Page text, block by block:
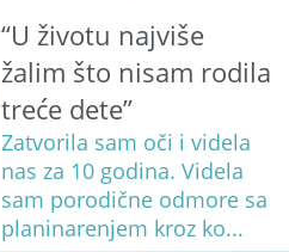
“U životu najviše
žalim što nisam rodila
treće dete”
Zatvorila sam oči i videla
nas za 10 godina. Videla
sam porodične odmore sa
planinarenjem kroz ko...